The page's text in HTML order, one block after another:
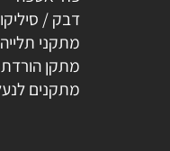
עגלת בקבוקים
פתרונות לפינה
מזווה ויחידות
מייבשי צלחות
פחי אשפה